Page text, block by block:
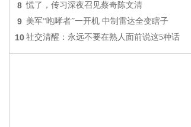
8 慌了，传习深夜召见蔡奇陈文清
9 美军“咆哮者”一开机 中制雷达全变瞎子
10 社交清醒：永远不要在熟人面前说这5种话